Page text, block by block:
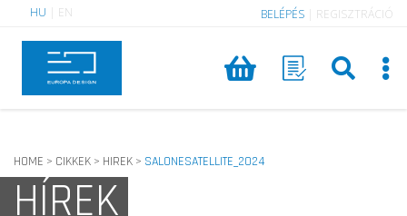
HU EN BELÉPÉS REGISZTRÁCIÓ
HOME > CIKKEK > HIREK > SALONESATELLITE_2024
HÍREK